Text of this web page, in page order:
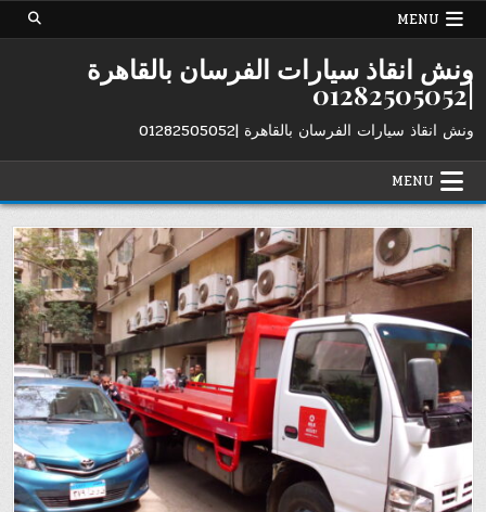
Skip
MENU
ونش انقاذ سيارات الفرسان بالقاهرة
|01282505052
ونش انقاذ سيارات الفرسان بالقاهرة |01282505052
MENU